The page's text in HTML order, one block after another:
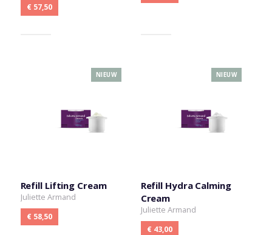
€ 57,50
Refill Lifting Cream
Juliette Armand
€ 58,50
NIEUW
Refill Hydra Calming
Cream
Juliette Armand
€ 43,00
NIEUW